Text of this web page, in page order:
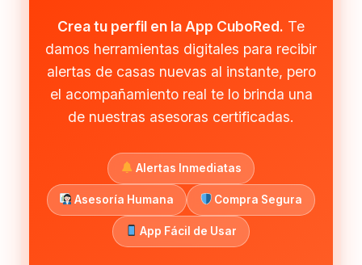
Crea tu perfil en la App CuboRed. Te
damos herramientas digitales para recibir
alertas de casas nuevas al instante, pero
el acompañamiento real te lo brinda una
de nuestras asesoras certificadas.
Alertas Inmediatas
Asesoría Humana Compra Segura
App Fácil de Usar